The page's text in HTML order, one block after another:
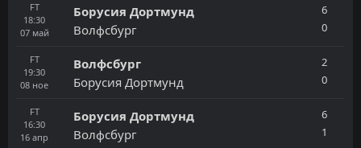
FT
18:30
07 май
Борусия Дортмунд
Волфсбург
6
0
FT
19:30
08 ное
Волфсбург
Борусия Дортмунд
2
0
FT
16:30
16 апр
Борусия Дортмунд
Волфсбург
6
1